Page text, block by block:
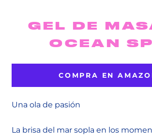
GEL DE
OCEAN
COMPRA EN
Una ola de pasión
La brisa del mar sopla en los